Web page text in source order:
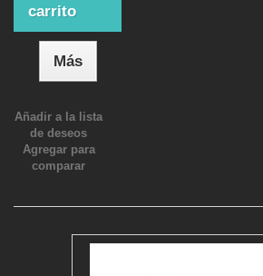
carrito
Más
Añadir a la lista
de deseos
Agregar para
comparar